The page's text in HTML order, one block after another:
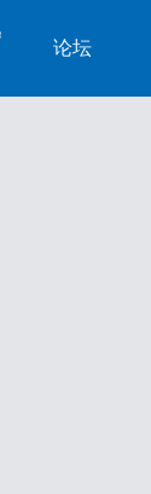
论坛